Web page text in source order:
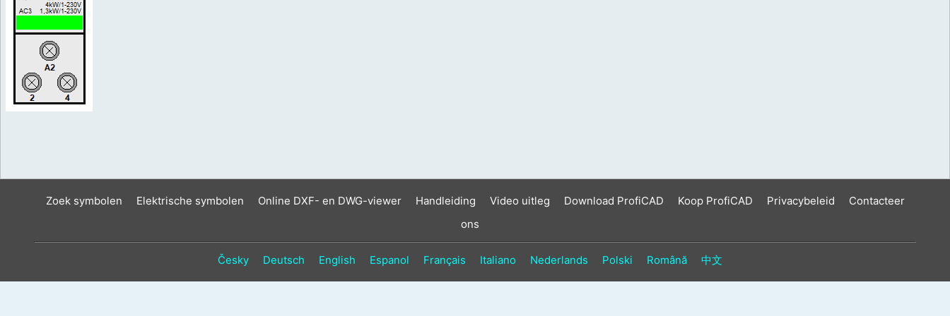
Zoek symbolen Elektrische symbolen Online DXF- en DWG-viewer Handleiding Video uitleg Download ProfiCAD Koop ProfiCAD Privacybeleid
Contacteer
ons
Česky Deutsch English Espanol Français Italiano Nederlands Polski Română 中文